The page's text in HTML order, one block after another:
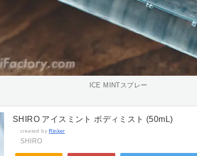
ICE MINTスプレー
SHIRO アイスミント ボディミスト (50mL)
created byRinker
SHIRO